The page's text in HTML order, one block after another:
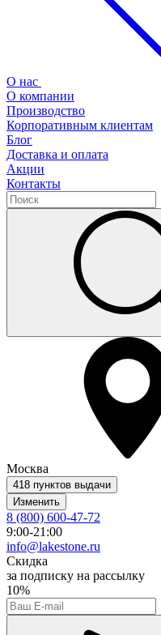
О нас
О компании
Производство
Корпоративным клиентам
Блог
Доставка и оплата
Акции
Контакты
Москва
418 пунктов выдачи
Изменить
8 (800) 600-47-72
9:00-21:00
info@lakestone.ru
Скидка
за подписку на рассылку
10%